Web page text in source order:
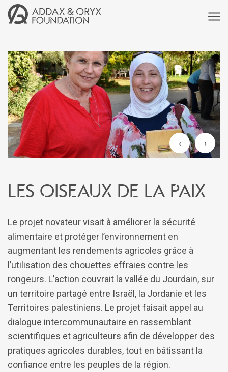
‹ ›
Les oiseaux de la paix
Le projet novateur visait à améliorer la sécurité
alimentaire et protéger l’environnement en
augmentant les rendements agricoles grâce à
l’utilisation des chouettes effraies contre les
rongeurs. L’action couvrait la vallée du Jourdain, sur
un territoire partagé entre Israël, la Jordanie et les
Territoires palestiniens. Le projet faisait appel au
dialogue intercommunautaire en rassemblant
scientifiques et agriculteurs afin de développer des
pratiques agricoles durables, tout en bâtissant la
confiance entre les peuples de la région.